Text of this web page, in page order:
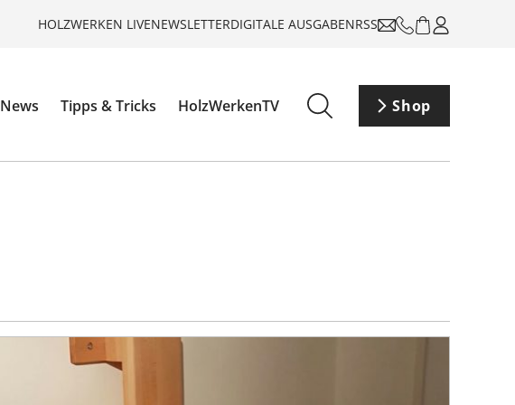
HOLZWERKEN LIVENEWSLETTERDIGITALE AUSGABENRSS
News Tipps & Tricks HolzWerkenTV Shop